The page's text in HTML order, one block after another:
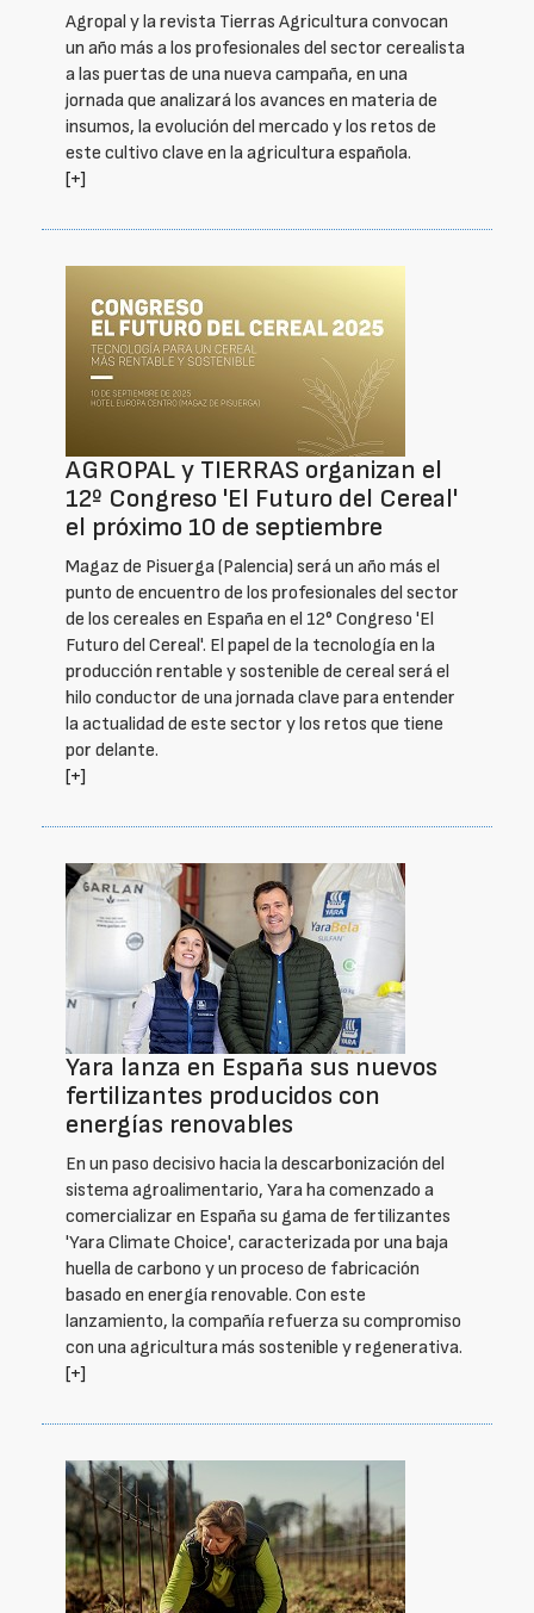
Agropal y la revista Tierras Agricultura convocan
un año más a los profesionales del sector cerealista
a las puertas de una nueva campaña, en una
jornada que analizará los avances en materia de
insumos, la evolución del mercado y los retos de
este cultivo clave en la agricultura española.
[+]
AGROPAL y TIERRAS organizan el
12º Congreso 'El Futuro del Cereal'
el próximo 10 de septiembre
Magaz de Pisuerga (Palencia) será un año más el
punto de encuentro de los profesionales del sector
de los cereales en España en el 12° Congreso 'El
Futuro del Cereal'. El papel de la tecnología en la
producción rentable y sostenible de cereal será el
hilo conductor de una jornada clave para entender
la actualidad de este sector y los retos que tiene
por delante.
[+]
Yara lanza en España sus nuevos
fertilizantes producidos con
energías renovables
En un paso decisivo hacia la descarbonización del
sistema agroalimentario, Yara ha comenzado a
comercializar en España su gama de fertilizantes
'Yara Climate Choice', caracterizada por una baja
huella de carbono y un proceso de fabricación
basado en energía renovable. Con este
lanzamiento, la compañía refuerza su compromiso
con una agricultura más sostenible y regenerativa.
[+]